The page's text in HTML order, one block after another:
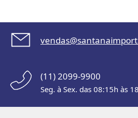
(11) 2099-9900
Seg. à Sex. das 08:15h às